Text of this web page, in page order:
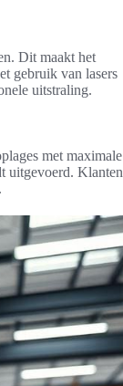
Dit maakt het
gebruik van lasers
uitstraling.
met maximale
uitgevoerd. Klanten